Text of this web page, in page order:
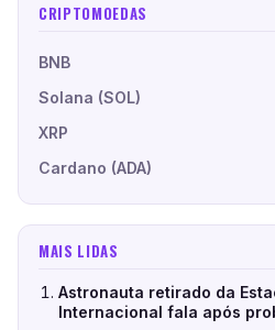
CRIPTOMOEDAS
BNB
Solana (SOL)
XRP
Cardano (ADA)
MAIS LIDAS
Astronauta retirado da
Internacional fala após